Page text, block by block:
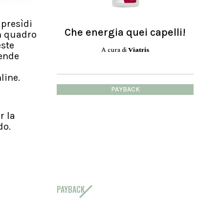
quadro
la
Che energia quei capelli!
A cura diViatris
PAYBACK
PAYBACK